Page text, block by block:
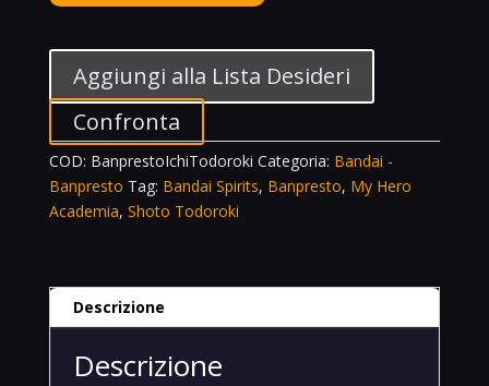
Banpresto
Ver.
My
Hero
Academia
Go
quantità
Aggiungi alla Lista Desideri
Confronta
COD: BanprestoIchiTodoroki Categoria: Bandai -
Banpresto Tag: Bandai Spirits, Banpresto, My Hero
Academia, Shoto Todoroki
Descrizione
Descrizione